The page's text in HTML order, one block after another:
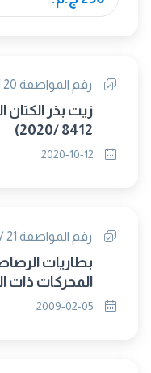
رقم المواصفة 20 / 2013
زيت بذر
8412 /2020)
رقم المواصفة 21 / 2005
بطاريات
المحركات ذات
محلها ( 21-1 / 2009 ) .